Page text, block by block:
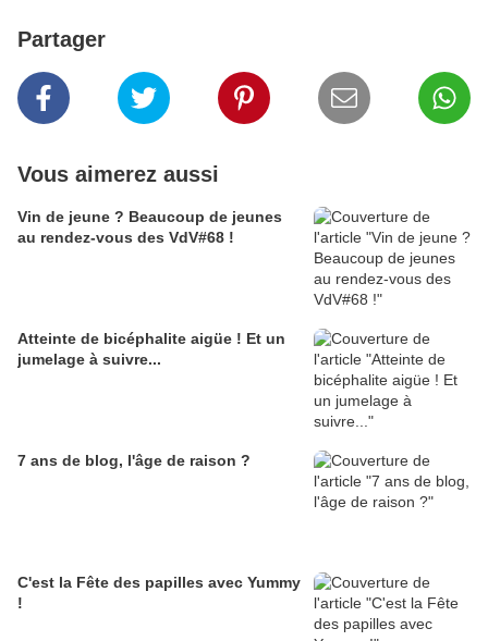
Partager
Vous aimerez aussi
Vin de jeune ? Beaucoup de jeunes
au rendez-vous des VdV#68 !
Atteinte de bicéphalite aigüe ! Et un
jumelage à suivre...
7 ans de blog, l'âge de raison ?
C'est la Fête des papilles avec Yummy
!